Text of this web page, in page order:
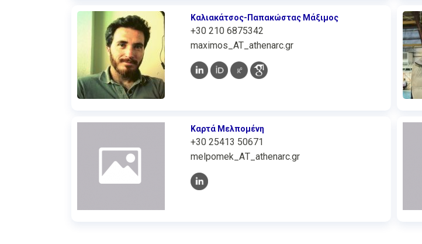
Καλιακάτσος-Παπακώστας Μάξιμος
+30 210 6875342
maximos_AT_athenarc.gr
Καρτά Μελπομένη
+30 25413 50671
melpomek_ΑΤ_athenarc.gr